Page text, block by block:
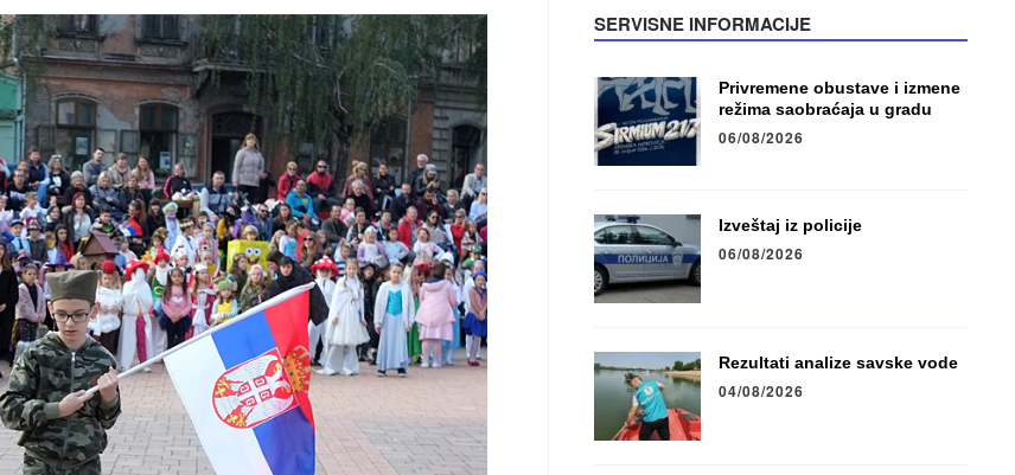
SERVISNE INFORMACIJE
Privremene obustave i izmene
režima saobraćaja u gradu
06/08/2026
Izveštaj iz policije
06/08/2026
Rezultati analize savske vode
04/08/2026